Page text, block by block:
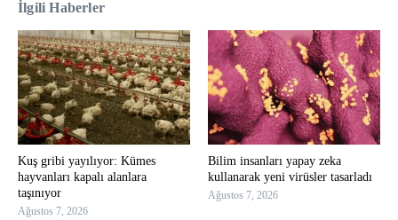
İlgili Haberler
Kuş gribi yayılıyor: Kümes
hayvanları kapalı alanlara
taşınıyor
Ağustos 7, 2026
Bilim insanları yapay zeka
kullanarak yeni virüsler tasarladı
Ağustos 7, 2026